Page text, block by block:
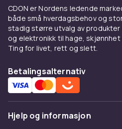
CDON er Nordens ledende
både små hverdagsbehov og
stadig større utvalg av produkter
og elektronikk til hage,
Ting for livet, rett og slett.
Betalingsalternativ
Hjelp og informasjon